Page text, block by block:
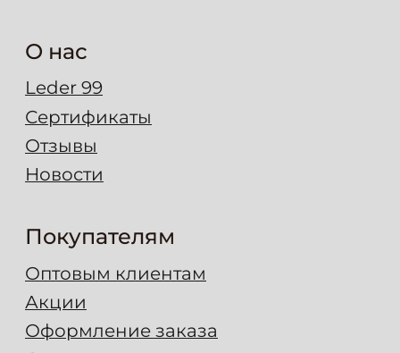
ООО «Ледер»
ОГРН 1167746135446
Политика конфиденциальности
Согласие на обработку перс. данных
Разработано в